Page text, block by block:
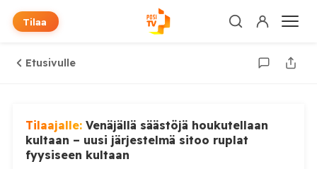
Tilaa
Etusivulle
Tilaajalle: Venäjällä säästöjä houkutellaan
kultaan – uusi järjestelmä sitoo ruplat
fyysiseen kultaan